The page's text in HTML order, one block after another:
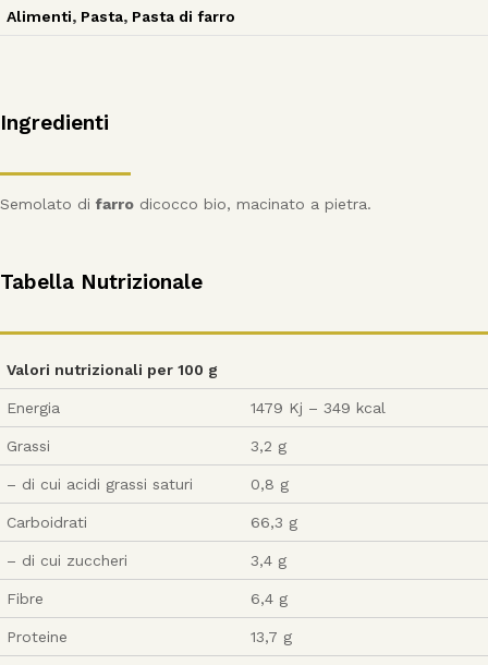
Alimenti, Pasta, Pasta di farro
Ingredienti
Semolato di farro dicocco bio, macinato a pietra.
Tabella Nutrizionale
Valori nutrizionali per 100 g
Energia 1479 Kj – 349 kcal
Grassi 3,2 g
– di cui acidi grassi saturi 0,8 g
Carboidrati 66,3 g
– di cui zuccheri 3,4 g
Fibre 6,4 g
Proteine 13,7 g